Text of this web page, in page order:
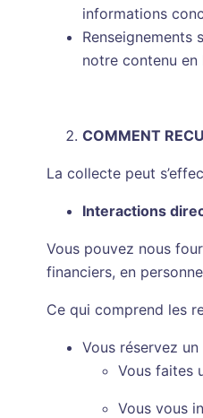
informations
Renseignements
notre contenu en
COMMENT
La collecte peut
Interactions
Vous pouvez nous
financiers, en
Ce qui comprend les
Vous réservez
Vous faites
Vous vous